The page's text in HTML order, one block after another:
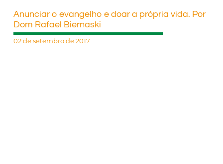
Anunciar o evangelho e doar a própria vida. Por
Dom Rafael Biernaski
02 de setembro de 2017